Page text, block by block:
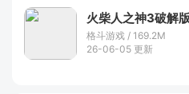
格斗游戏 / 169.2M
26-06-05 更新